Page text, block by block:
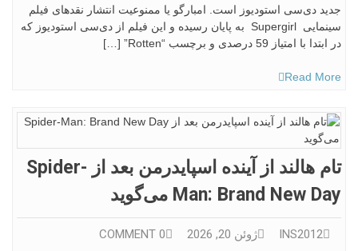
جدید دی‌سی استودیوز است. امبارگو یا ممنوعیت انتشار نقدهای فیلم
سینمایی Supergirl به پایان رسیده و این فیلم از دی‌سی استودیوز که
در ابتدا با امتیاز 59 درصدی و برچسب “Rotten” […]
Read More
تام هالند از آینده اسپایدرمن بعد از Spider-
Man: Brand New Day می‌گوید
INS2012 ژوئن 20, 2026 0 COMMENT